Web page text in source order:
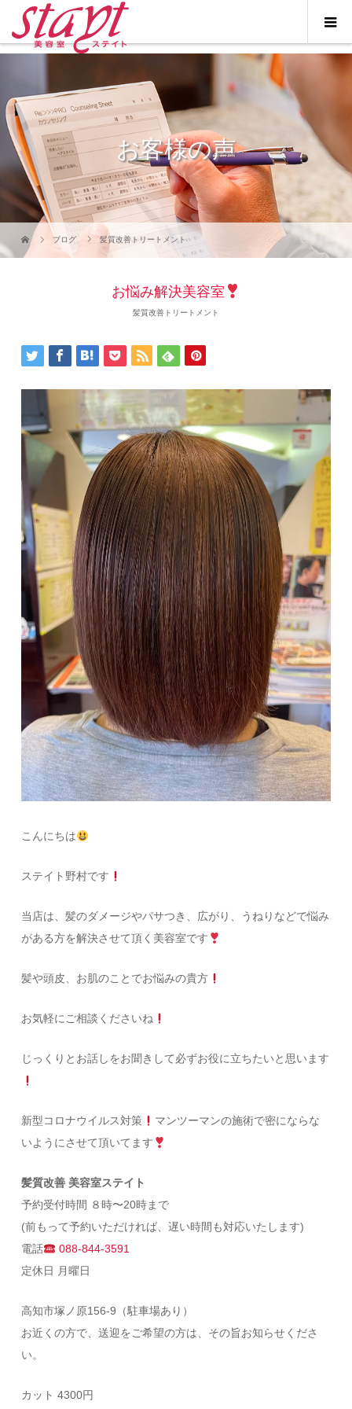
お客様の声
ブログ 髪質改善トリートメント
お悩み解決美容室
髪質改善トリートメント
こんにちは
ステイト野村です
当店は、髪のダメージやパサつき、広がり、うねりなどで悩み
がある方を解決させて頂く美容室です
髪や頭皮、お肌のことでお悩みの貴方
お気軽にご相談くださいね
じっくりとお話しをお聞きして必ずお役に立ちたいと思います
新型コロナウイルス対策
マンツーマンの施術で密にならな
いようにさせて頂いてます
髪質改善 美容室ステイト
予約受付時間 ８時〜20時まで
(前もって予約いただければ、遅い時間も対応いたします)
電話
088-844-3591
定休日 月曜日
高知市塚ノ原156-9（駐車場あり）
お近くの方で、送迎をご希望の方は、その旨お知らせくださ
い。
カット 4300円